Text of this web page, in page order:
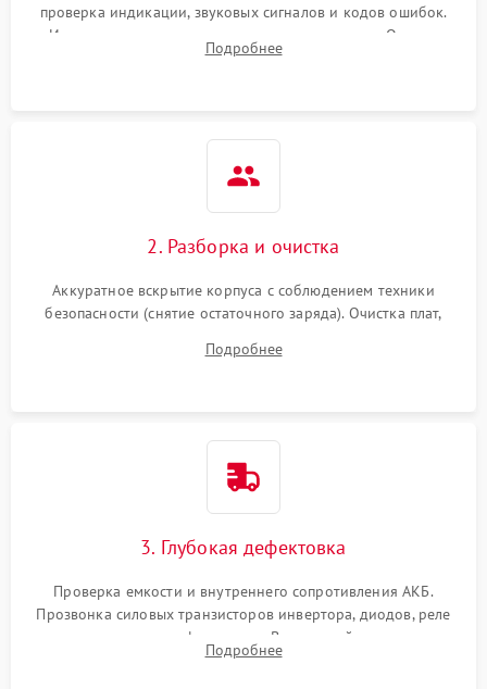
проверка индикации, звуковых сигналов и кодов ошибок.
Измерение входного и выходного напряжения. Оценка
реакции ИБП на отключение основного питания без
Подробнее
2. Разборка и очистка
Аккуратное вскрытие корпуса с соблюдением техники
безопасности (снятие остаточного заряда). Очистка плат,
и кистей для предотвращения перегрева и замыканий.
Подробнее
3. Глубокая дефектовка
Проверка емкости и внутреннего сопротивления АКБ.
Прозвонка силовых транзисторов инвертора, диодов, реле
переключения и трансформатора. Визуальный поиск вздутых
конденсаторов и прогаров на печатной плате.
Подробнее